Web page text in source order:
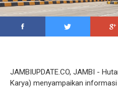
JAMBIUPDATE.CO, JAMBI -
Karya) menyampaikan